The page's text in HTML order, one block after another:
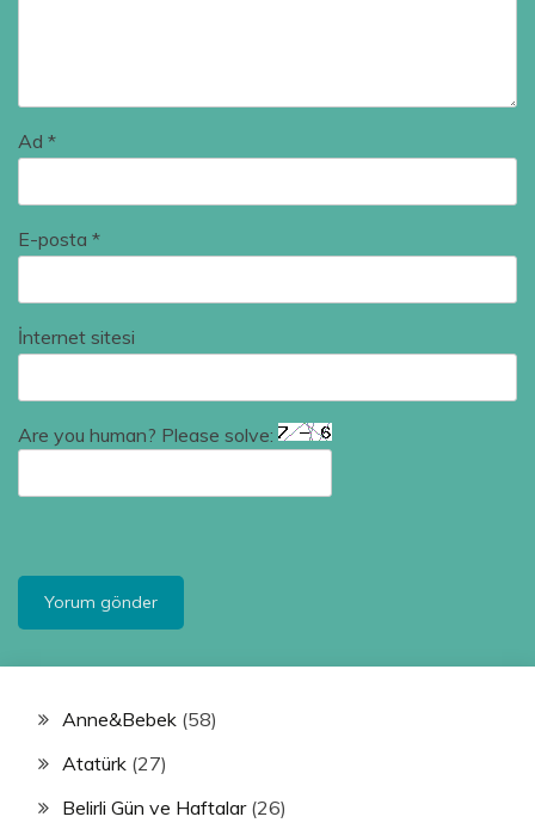
Ad *
E-posta *
İnternet sitesi
Are you human? Please solve:
Anne&Bebek (58)
Atatürk (27)
Belirli Gün ve Haftalar(26)